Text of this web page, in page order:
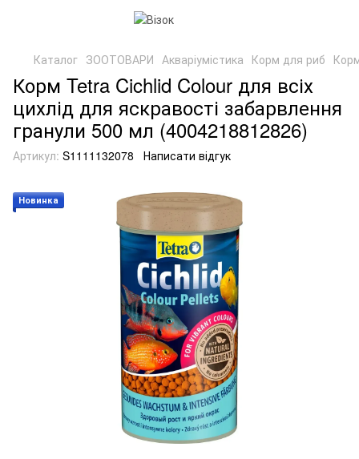
Каталог ЗООТОВАРИ Акваріумістика Корм для риб
Корм Tetra Cichlid Colour для всіх
цихлід для яскравості забарвлення
гранули 500 мл (4004218812826)
Артикул: S1111132078 Написати відгук
Новинка